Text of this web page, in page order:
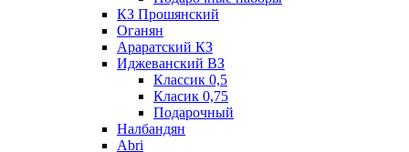
КЗ Прошянский
Оганян
Араратский КЗ
Иджеванский ВЗ
Классик 0,5
Класик 0,75
Подарочный
Налбандян
Abri